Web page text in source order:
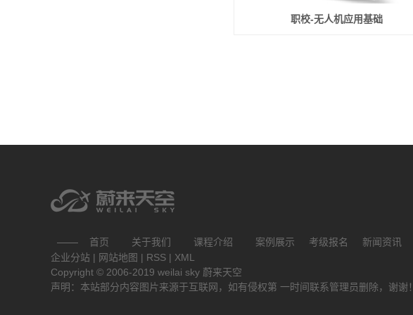
职校-无人机应用基础
首页 关于我们 课程介绍 案例展示 考级报名 新闻资讯
企业分站 | 网站地图 | RSS | XML
Copyright © 2006-2019 weilai sky 蔚来天空
声明：本站部分内容图片来源于互联网，如有侵权第 一时间联系管理员删除，谢谢！